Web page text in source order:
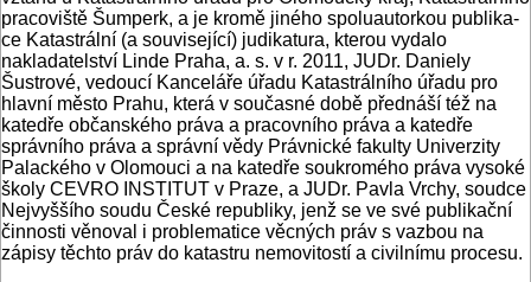
pracoviště Šumperk, a je kromě jiného spoluautorkou publika­
ce Katastrální (a související) judikatura, kterou vydalo
nakladatelství Linde Pra­ha, a. s. v r. 2011, JUDr. Daniely
Šustrové, vedoucí Kanceláře úřadu Katastrální­ho úřadu pro
hlavní město Prahu, která v současné době přednáší též na
kated­ře občanského práva a pracovního prá­va a katedře
správního práva a správní vědy Právnické fakulty Univerzity
Palackého v Olomouci a na katedře soukro­mého práva vysoké
školy CEVRO IN­STITUT v Praze, a JUDr. Pavla Vrchy, soudce
Nejvyššího soudu České repub­liky, jenž se ve své publikační
činnos­ti věnoval i problematice věcných práv s vazbou na
zápisy těchto práv do ka­tastru nemovitostí a civilnímu procesu.